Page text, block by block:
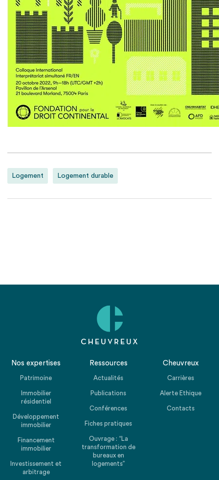
Logement Logement durable
Nos expertises
Patrimoine
Immobilier
résidentiel
Développement
immobilier
Financement
immobilier
Investissement et
arbitrage
Ressources
Actualités
Publications
Conférences
Fiches pratiques
Ouvrage : “La
transformation de
bureaux en
logements”
Cheuvreux
Carrières
Alerte Ethique
Contacts